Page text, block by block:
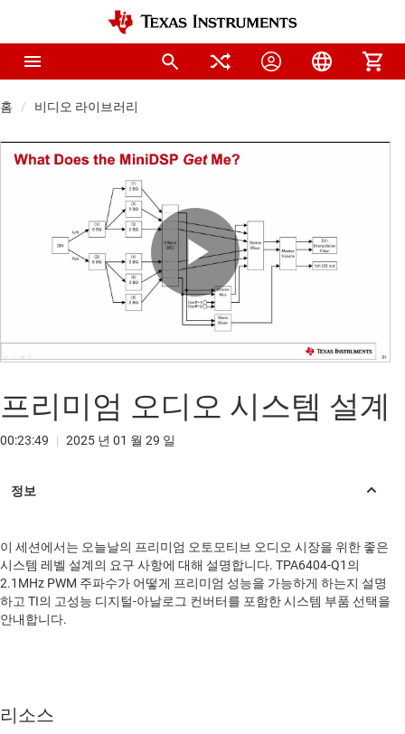
홈 비디오 라이브러리
Play
Video
프리미엄 오디오 시스템 설계
00:23:49 | 2025 년 01 월 29 일
이 세션에서는 오늘날의 프리미엄 오토모티브 오디오 시장을 위한 좋은
시스템 레벨 설계의 요구 사항에 대해 설명합니다. TPA6404-Q1의
2.1MHz PWM 주파수가 어떻게 프리미엄 성능을 가능하게 하는지 설명
하고 TI의 고성능 디지털-아날로그 컨버터를 포함한 시스템 부품 선택을
안내합니다.
리소스